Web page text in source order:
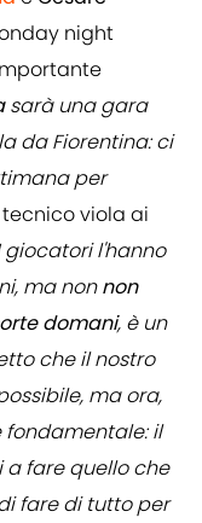
night
sarà una gara
da Fiorentina: ci
per
viola ai
giocatori l'hanno
ma nonnon
domani, è un
che il nostro
ma ora,
il
a fare quello che
fare di tutto per